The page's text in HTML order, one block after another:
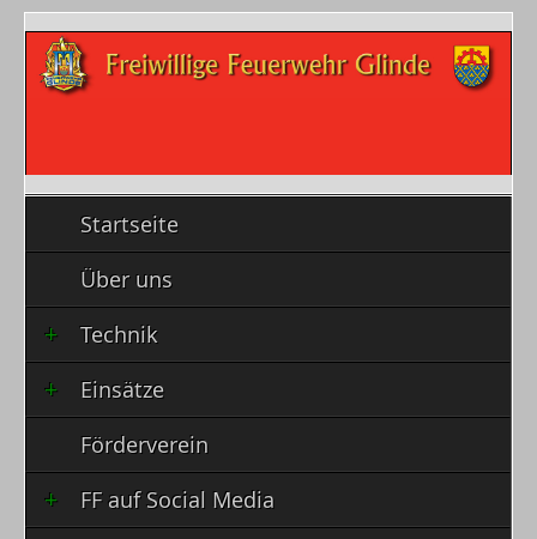
Startseite
Über uns
Technik
Einsätze
Förderverein
FF auf Social Media